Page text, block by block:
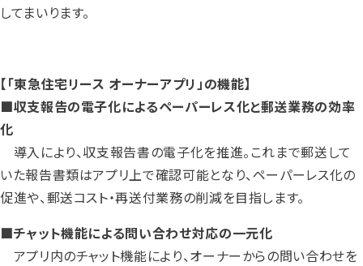
してまいります。
【「東急住宅リース オーナーアプリ」の機能】
■収支報告の電子化によるペーパーレス化と郵送業務の効率
化
導入により、収支報告書の電子化を推進。これまで郵送して
いた報告書類はアプリ上で確認可能となり、ペーパーレス化の
促進や、郵送コスト・再送付業務の削減を目指します。
■チャット機能による問い合わせ対応の一元化
アプリ内のチャット機能により、オーナーからの問い合わせを